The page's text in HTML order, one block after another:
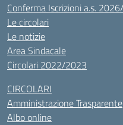
Conferma Iscrizioni a.s.
Le circolari
Le notizie
Area Sindacale
Circolari 2022/2023
CIRCOLARI
Amministrazione Trasparente
Albo online